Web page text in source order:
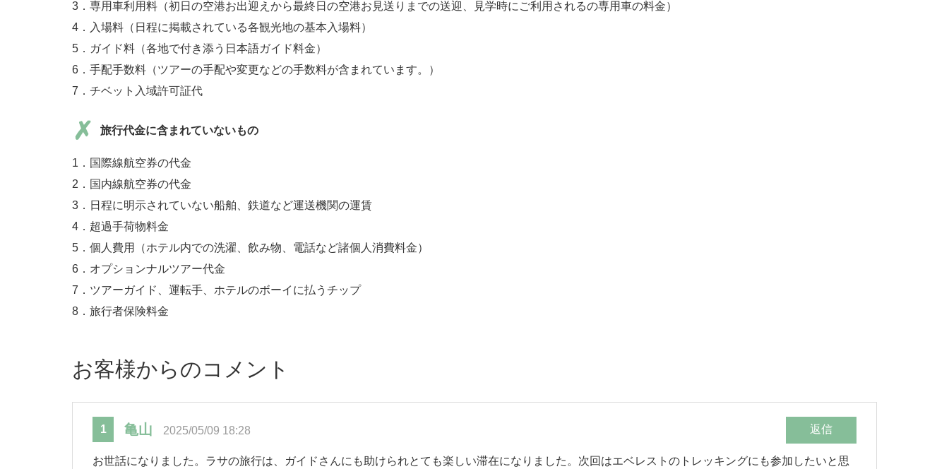
3．専用車利用料（初日の空港お出迎えから最終日の空港お見送りまでの送迎、見学時にご利用されるの専用車の料金）
4．入場料（日程に掲載されている各観光地の基本入場料）
5．ガイド料（各地で付き添う日本語ガイド料金）
6．手配手数料（ツアーの手配や変更などの手数料が含まれています。）
7．チベット入域許可証代
旅行代金に含まれていないもの
1．国際線航空券の代金
2．国内線航空券の代金
3．日程に明示されていない船舶、鉄道など運送機関の運賃
4．超過手荷物料金
5．個人費用（ホテル内での洗濯、飲み物、電話など諸個人消費料金）
6．オプションナルツアー代金
7．ツアーガイド、運転手、ホテルのボーイに払うチップ
8．旅行者保険料金
お客様からのコメント
1 亀山 2025/05/09 18:28 返信
お世話になりました。ラサの旅行は、ガイドさんにも助けられとても楽しい滞在になりました。次回はエベレストのトレッキングにも参加したいと思